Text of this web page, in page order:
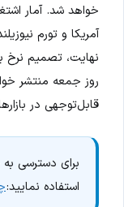
آمریکا و تورم
نهایت، تصمیم نرخ
روز جمعه منتشر
قابل‌توجهی در
برای دسترسی به
استفاده نمایید: